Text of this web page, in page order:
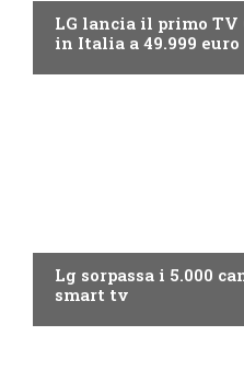
LG lancia il primo TV
in Italia a 49.999 euro
Lg sorpassa i 5.000
smart tv